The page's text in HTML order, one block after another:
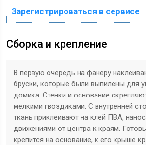
Зарегистрироваться в сервисе
Сборка и крепление
В первую очередь на фанеру
бруски, которые были выпилены для
домика. Стенки и основание
мелкими гвоздиками. С внутренней
ткань приклеивают на клей ПВА,
движениями от центра к краям.
крепится на основание, к его крыше